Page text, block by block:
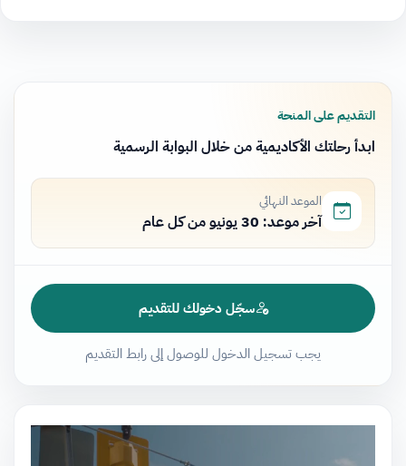
التقديم على المنحة
ابدأ رحلتك الأكاديمية من خلال البوابة الرسمية
الموعد النهائي
آخر موعد: 30 يونيو من كل عام
سجّل دخولك للتقديم
يجب تسجيل الدخول للوصول إلى رابط التقديم
الفيديو